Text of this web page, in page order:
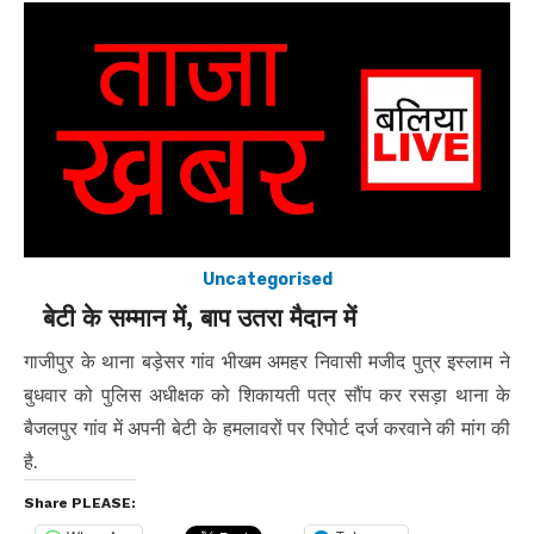
Uncategorised
बेटी के सम्मान में, बाप उतरा मैदान में
गाजीपुर के थाना बड़ेसर गांव भीखम अमहर निवासी मजीद पुत्र इस्लाम ने
बुधवार को पुलिस अधीक्षक को शिकायती पत्र सौंप कर रसड़ा थाना के
बैजलपुर गांव में अपनी बेटी के हमलावरों पर रिपोर्ट दर्ज करवाने की मांग की
है.
Share PLEASE: